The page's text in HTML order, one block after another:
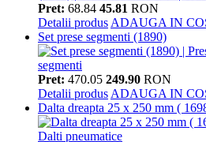
Pret: 68.84 45.81 RON
Detalii produs ADAUGA IN
Set prese segmenti (1890)
Pret: 470.05 249.90 RON
Detalii produs ADAUGA IN
Dalta dreapta 25 x 250 mm (